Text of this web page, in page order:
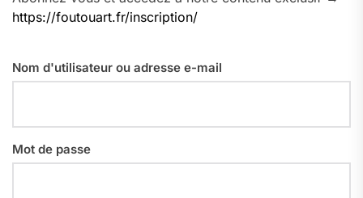
https://foutouart.fr/inscription/
Nom d'utilisateur ou adresse e-mail
Mot de passe